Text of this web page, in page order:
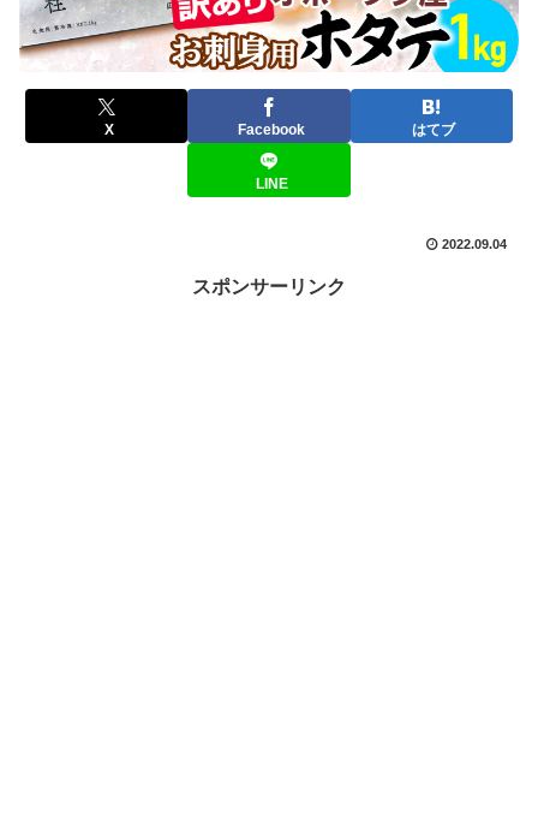
X Facebook はてブ
LINE
2022.09.04
スポンサーリンク